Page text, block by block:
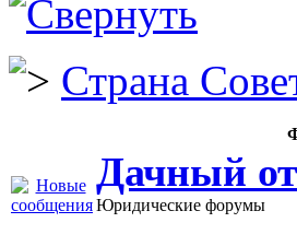
Страна
Дачный
Юридические форумы